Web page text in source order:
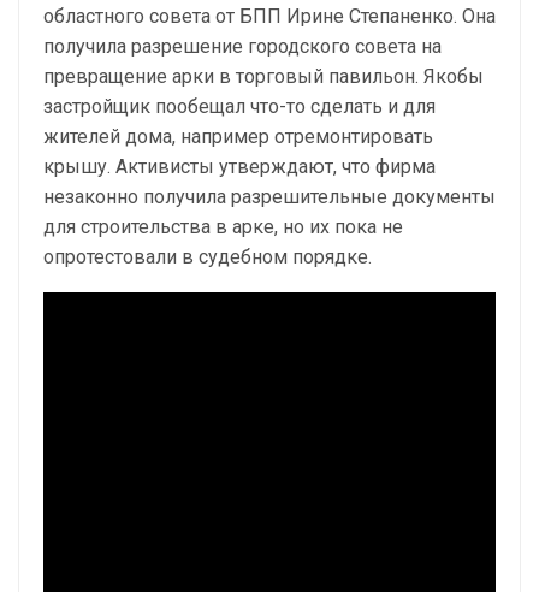
областного совета от БПП Ирине Степаненко. Она
получила разрешение городского совета на
превращение арки в торговый павильон. Якобы
застройщик пообещал что-то сделать и для
жителей дома, например отремонтировать
крышу. Активисты утверждают, что фирма
незаконно получила разрешительные документы
для строительства в арке, но их пока не
опротестовали в судебном порядке.